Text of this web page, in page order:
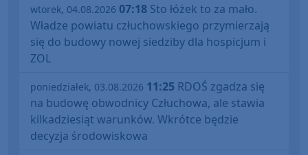
wtorek, 04.08.2026 07:18 Sto łóżek to za mało.
Władze powiatu człuchowskiego przymierzają
się do budowy nowej siedziby dla hospicjum i
ZOL
poniedziałek, 03.08.2026 11:25 RDOŚ zgadza się
na budowę obwodnicy Człuchowa, ale stawia
kilkadziesiąt warunków. Wkrótce będzie
decyzja środowiskowa